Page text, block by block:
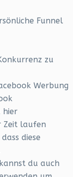
Funnel
zu
Werbung
hier
Zeit laufen
diese
du auch